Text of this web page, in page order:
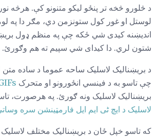
د څلورو څخه تر پنځو لیکو متنونو کې. هرڅه
لوستل او غور کول ستونزمن دي، مګر دا په
اندیښنه کیدی شي ځکه چې په منظم ډول
شتون لري. دا کیدای شي سپیم ته هم وګورئ.
د بریښنالیک لاسلیک ساحه عموما د ساده متن
چې تاسو به د فینسي انځورونو او متحرک
بریښناليک لاسلیک ونه ګورئ. په هرصورت،
لاسلیک د ایچ ٹی ایم ایل فارمټینشن سره
که تاسو خپل ځان د بریښناليک مختلف